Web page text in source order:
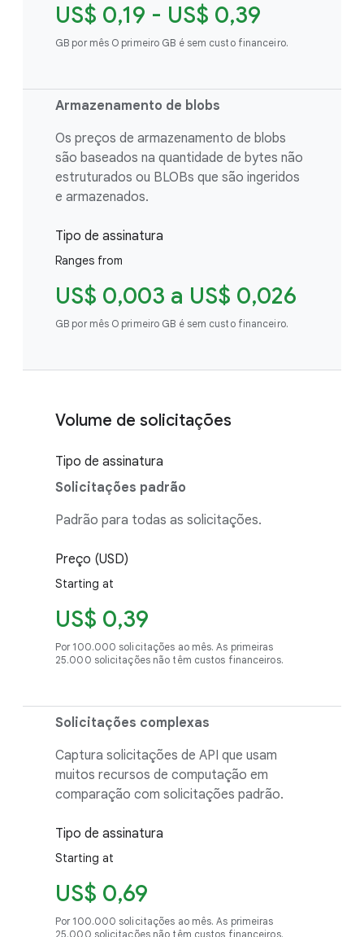
US$ 0,19 - US$ 0,39
GB por mês O primeiro GB é sem custo financeiro.
Armazenamento de blobs
Os preços de armazenamento de blobs
são baseados na quantidade de bytes não
estruturados ou BLOBs que são ingeridos
e armazenados.
Tipo de assinatura
Ranges from
US$ 0,003 a US$ 0,026
GB por mês O primeiro GB é sem custo financeiro.
Volume de solicitações
Tipo de assinatura
Solicitações padrão
Padrão para todas as solicitações.
Preço (USD)
Starting at
US$ 0,39
Por 100.000 solicitações ao mês. As primeiras
25.000 solicitações não têm custos financeiros.
Solicitações complexas
Captura solicitações de API que usam
muitos recursos de computação em
comparação com solicitações padrão.
Tipo de assinatura
Starting at
US$ 0,69
Por 100.000 solicitações ao mês. As primeiras
25.000 solicitações não têm custos financeiros.